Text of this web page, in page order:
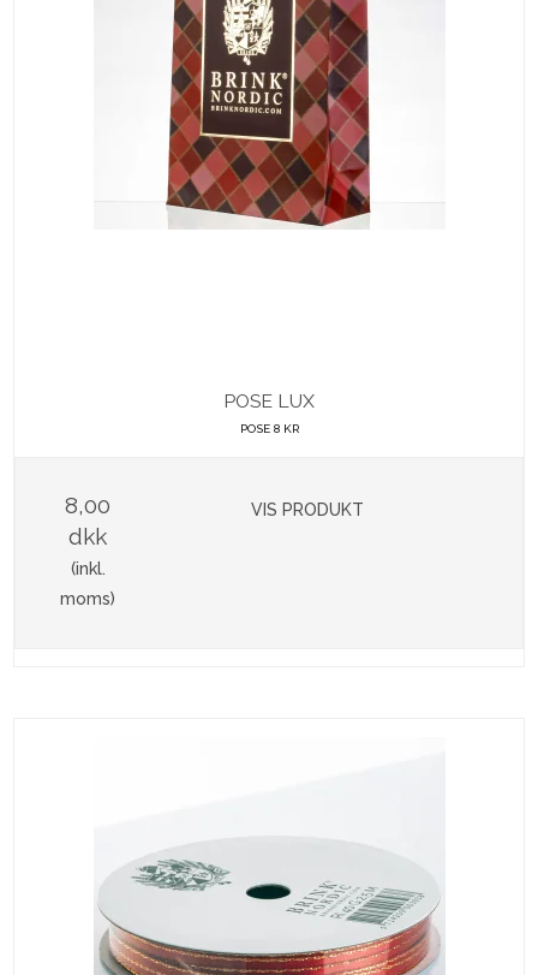
POSE LUX
POSE 8 KR
8,00
dkk
(inkl.
moms)
VIS PRODUKT